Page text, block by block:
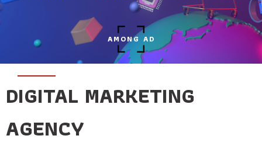
AMONG AD
DIGITAL MARKETING
AGENCY